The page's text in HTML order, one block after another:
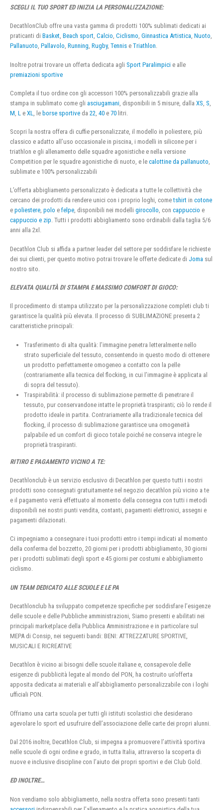
SCEGLI IL TUO SPORT ED INIZIA LA PERSONALIZZAZIONE:
DecathlonClub offre una vasta gamma di prodotti 100% sublimati dedicati ai
praticanti di Basket, Beach sport, Calcio, Ciclismo, Ginnastica Artistica, Nuoto,
Pallanuoto, Pallavolo, Running, Rugby, Tennis e Triathlon.
Inoltre potrai trovare un offerta dedicata agli Sport Paralimpici e alle
premiazioni sportive
Completa il tuo ordine con gli accessori 100% personalizzabili grazie alla
stampa in sublimato come gli asciugamani , disponibili in 5 misure, dalla XS S
M L e XL , le borse sportive da 22 40 e 70 litri.
Scopri la nostra offera di cuffie personalizzate, il modello in poliestere, più
classico e adatto all’uso occasionale in piscina, i modelli in silicone per i
triathlon e gli allenamento delle squadre agonistiche e nella versione
Competition per le squadre agonistiche di nuoto, e le calottine da pallanuoto,
sublimate e 100% personalizzabili
L’offerta abbigliamento personalizzato è dedicata a tutte le collettività che
cercano dei prodotti da rendere unici con i proprio loghi, cometshirt in cotone
e poliestere, polo e felpe, disponibili nei modelli girocollo, con cappuccio e
cappuccio e zip. Tutti i prodotti abbigliamento sono ordinabili dalla taglia 5/6
anni alla 2xl.
Decathlon Club si affida a partner leader del settore per soddisfare le richieste
dei sui clienti, per questo motivo potrai trovare le offerte dedicate di Joma sul
nostro sito.
ELEVATA QUALITÀ DI STAMPA E MASSIMO COMFORT DI GIOCO:
Il procedimento di stampa utilizzato per la personalizzazione completi club ti
garantisce la qualità più elevata. Il processo di SUBLIMAZIONE presenta 2
caratteristiche principali:
Trasferimento di alta qualità: l’immagine penetra letteralmente nello
strato superficiale del tessuto, consentendo in questo modo di ottenere
un prodotto perfettamente omogeneo a contatto con la pelle
(contrariamente alla tecnica del flocking, in cui l’immagine è applicata al
di sopra del tessuto).
Traspirabilità: il processo di sublimazione permette di penetrare il
tessuto, pur conservandone intatte le proprietà traspiranti; ciò lo rende il
prodotto ideale in partita. Contrariamente alla tradizionale tecnica del
flocking, il processo di sublimazione garantisce una omogeneità
palpabile ed un comfort di gioco totale poiché ne conserva integre le
proprietà traspiranti.
RITIRO E PAGAMENTO VICINO A TE:
Decathlonclub è un servizio esclusivo di Decathlon per questo tutti i nostri
prodotti sono consegnati gratuitamente nel negozio decathlon più vicino a te
e il pagamento verrà effettuato al momento della consegna con tutti i metodi
disponibili nei nostri punti vendita, contanti, pagamenti elettronici, assegni e
pagamenti dilazionati.
Ci impegniamo a consegnare i tuoi prodotti entro i tempi indicati al momento
della conferma del bozzetto, 20 giorni per i prodotti abbigliamento, 30 giorni
per i prodotti sublimati degli sport e 45 giorni per costumi e abbigliamento
ciclismo.
UN TEAM DEDICATO ALLE SCUOLE E LE PA
Decathlonclub ha sviluppato competenze specifiche per soddisfare l’esigenze
delle scuole e delle Pubbliche amministrazioni, Siamo presenti e abilitati nei
principali marketplace della Pubblica Amministrazione e in particolare sul
MEPA di Consip, nei seguenti bandi: BENI: ATTREZZATURE SPORTIVE,
MUSICALI E RICREATIVE
Decathlon è vicino ai bisogni delle scuole italiane e, consapevole delle
esigenze di pubblicità legate al mondo del PON, ha costruito un’offerta
apposita dedicata ai materiali e all’abbigliamento personalizzabile con i loghi
ufficiali PON.
Offriamo una carta scuola per tutti gli istituti scolastici che desiderano
agevolare lo sport ed usufruire dell’associazione delle carte dei propri alunni.
Dal 2016 inoltre, Decathlon Club, si impegna a promuovere l’attività sportiva
nelle scuole di ogni ordine e grado, in tutta Italia, attraverso la scoperta di
nuove e inclusive discipline con l’aiuto dei propri sportivi e dei Club Gold.
ED INOLTRE…
Non vendiamo solo abbigliamento, nella nostra offerta sono presenti tanti